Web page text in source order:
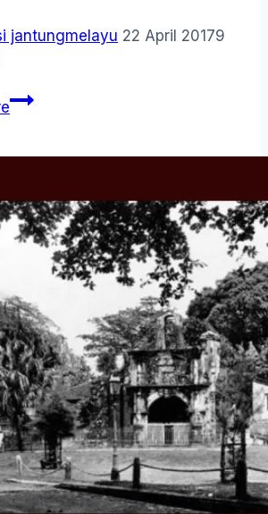
jantungmelayu 22 April 20179
Menerka
Rebah